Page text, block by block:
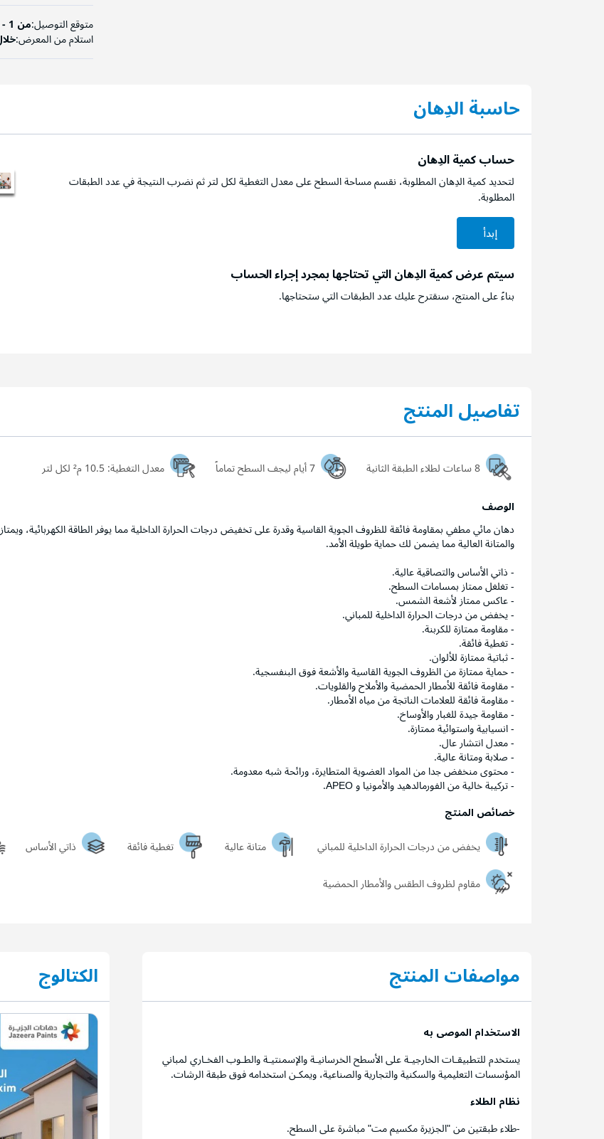
متوقع التوصيل:من 1 - 3 أيام
استلام من المعرض:خلال 25
حاسبة الدِهان
حساب كمية الدِهان
لتحديد كمية الدِهان المطلوبة، نقسم مساحة السطح على معدل التغطية لكل لتر ثم نضرب النتيجة في عدد الطبقات
المطلوبة.
إبدأ
سيتم عرض كمية الدِهان التي تحتاجها بمجرد إجراء الحساب
بناءً على المنتج، سنقترح عليك عدد الطبقات التي ستحتاجها.
تفاصيل المنتج
8 ساعات لطلاء الطبقة الثانية 7 أيام ليجف السطح تماماً معدل التغطية:
الوصف
دهان مائي مطفي بمقاومة فائقة للظروف الجوية القاسية وقدرة على تخفيض درجات الحرارة الداخلية مما يوفر الطاقة الكهربائية،
والمتانة العالية مما يضمن لك حماية طويلة الأمد.
- ذاتي الأساس والتصاقية عالية.
- تغلغل ممتاز بمسامات السطح.
- عاكس ممتاز لأشعة الشمس.
- يخفض من درجات الحرارة الداخلية للمباني.
- مقاومة ممتازة للكربنة.
- تغطية فائقة.
- ثباتية ممتازة للألوان.
- حماية ممتازة من الظروف الجوية القاسية والأشعة فوق البنفسجية.
- مقاومة فائقة للأمطار الحمضية والأملاح والقلويات.
- مقاومة فائقة للعلامات الناتجة من مياه الأمطار.
- مقاومة جيدة للغبار والأوساخ.
- انسيابية واستوائية ممتازة.
- معدل انتشار عال.
- صلابة ومتانة عالية.
- محتوى منخفض جدا من المواد العضوية المتطايرة، ورائحة شبه معدومة.
- تركيبة خالية من الفورمالدهيد والأمونيا و APEO.
خصائص المنتج
يخفض من درجات الحرارة الداخلية للمباني
متانة عالية تغطية فائقة ذاتي الأساس
مقاوم لظروف الطقس والأمطار الحمضية
مواصفات المنتج
الاستخدام الموصى به
يستخدم للتطبيقـات الخارجيـة على الأسطح الخرسانيـة والإسمنتيـة والطـوب الفخـاري لمباني
المؤسسات التعليمية والسكنية والتجارية والصناعية، ويمكـن استخدامه فوق طبقة الرشات.
نظام الطلاء
-طلاء طبقتين من "الجزيرة مكسيم مت" مباشرة على السطح.
الكتالوج